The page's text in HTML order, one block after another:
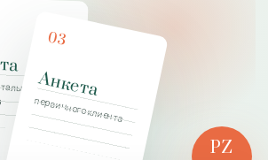
03
Анкета
первичного клиента
PZ